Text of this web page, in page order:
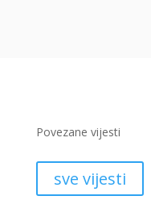
Povezane vijesti
sve vijesti